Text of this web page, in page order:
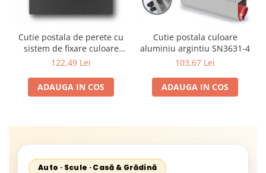
Cutie postala de perete cu
sistem de fixare culoare
antracit SN3656-1
122,49 Lei
ADAUGA IN COS
Cutie postala culoare
aluminiu argintiu SN3631-4
103,67 Lei
ADAUGA IN COS
Auto · Scule · Casă & Grădină